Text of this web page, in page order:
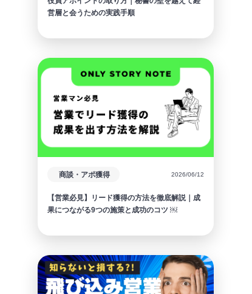
営層と会うための実践手順
商談・アポ獲得 2026/06/12
【営業必見】リード獲得の方法を徹底解説｜成
果につながる9つの施策と成功のコツ ￼